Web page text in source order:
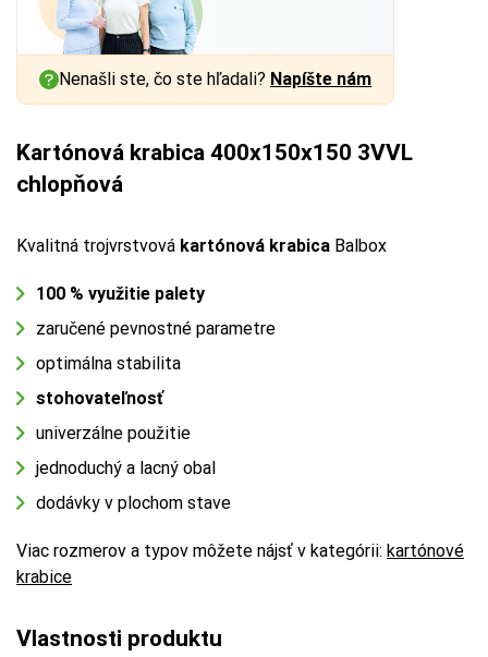
Nenašli ste, čo ste hľadali? Napíšte nám
Kartónová krabica 400x150x150 3VVL
chlopňová
Kvalitná trojvrstvová kartónová krabica Balbox
100 % využitie palety
zaručené pevnostné parametre
optimálna stabilita
stohovateľnosť
univerzálne použitie
jednoduchý a lacný obal
dodávky v plochom stave
Viac rozmerov a typov môžete nájsť v kategórii: kartónové
krabice
Vlastnosti produktu